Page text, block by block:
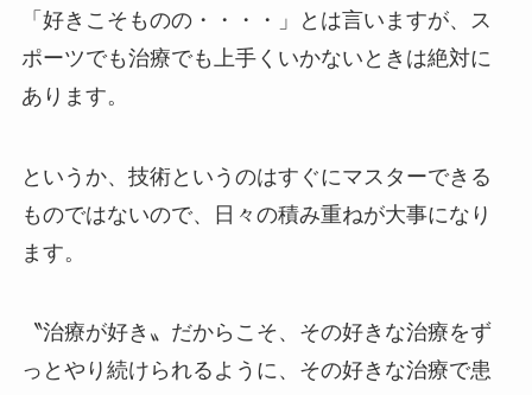
「好きこそものの・・・・」とは言いますが、ス
ポーツでも治療でも上手くいかないときは絶対に
あります。
というか、技術というのはすぐにマスターできる
ものではないので、日々の積み重ねが大事になり
ます。
〝治療が好き〟だからこそ、その好きな治療をず
っとやり続けられるように、その好きな治療で患